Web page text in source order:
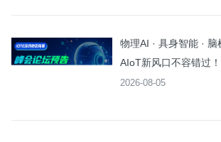
物理AI · 具身智能 · 脑
AIoT新风口不容错过！
2026-08-05